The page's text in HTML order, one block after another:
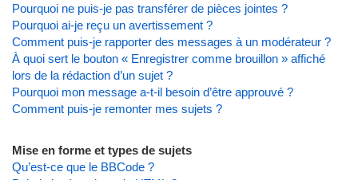
Pourquoi ne puis-je pas transférer de pièces jointes ?
Pourquoi ai-je reçu un avertissement ?
Comment puis-je rapporter des messages à un modérateur ?
À quoi sert le bouton « Enregistrer comme brouillon » affiché
lors de la rédaction d’un sujet ?
Pourquoi mon message a-t-il besoin d’être approuvé ?
Comment puis-je remonter mes sujets ?
Mise en forme et types de sujets
Qu’est-ce que le BBCode ?